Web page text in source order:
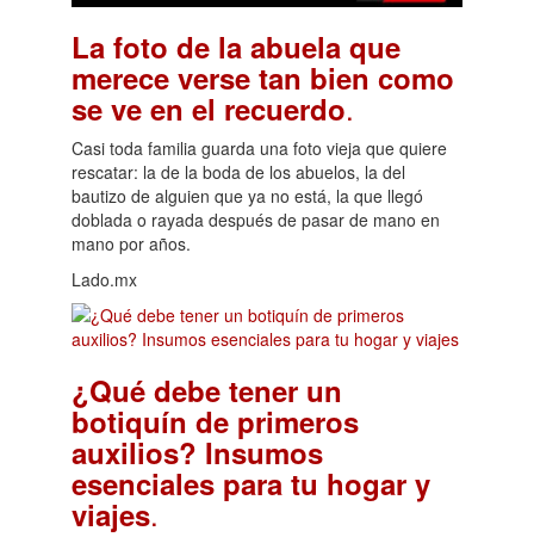
La foto de la abuela que
merece verse tan bien como
se ve en el recuerdo.
Casi toda familia guarda una foto vieja que quiere
rescatar: la de la boda de los abuelos, la del
bautizo de alguien que ya no está, la que llegó
doblada o rayada después de pasar de mano en
mano por años.
Lado.mx
¿Qué debe tener un
botiquín de primeros
auxilios? Insumos
esenciales para tu hogar y
viajes.